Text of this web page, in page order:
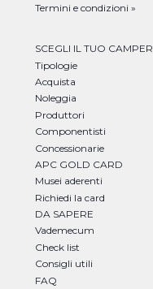
Termini e condizioni »
SCEGLI IL TUO CAMPER
Tipologie
Acquista
Noleggia
Produttori
Componentisti
Concessionarie
APC GOLD CARD
Musei aderenti
Richiedi la card
DA SAPERE
Vademecum
Check list
Consigli utili
FAQ